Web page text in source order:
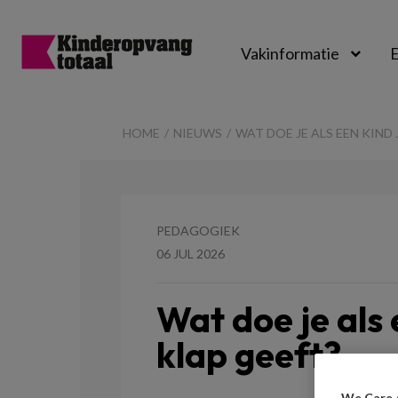
Vakinformatie
HOME NIEUWS WAT DOE JE ALS EEN KIND
PEDAGOGIEK
06 JUL 2026
Wat doe je als
klap geeft?